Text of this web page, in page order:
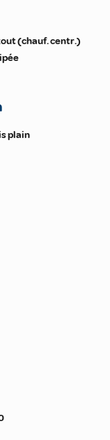
(chauf. centr.)
plain